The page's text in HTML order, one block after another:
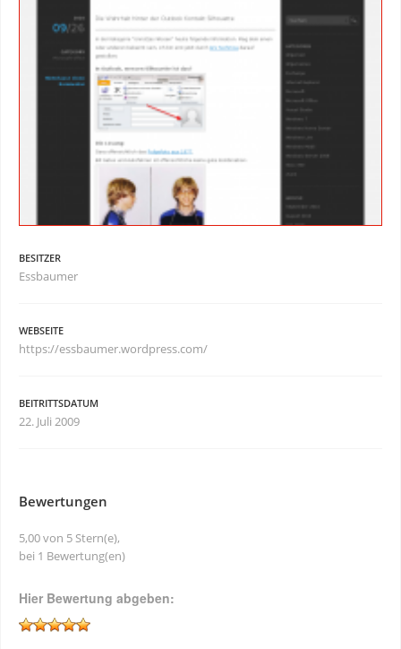
BESITZER
Essbaumer
WEBSEITE
https://essbaumer.wordpress.com/
BEITRITTSDATUM
22. Juli 2009
Bewertungen
5,00 von 5 Stern(e),
bei 1 Bewertung(en)
Hier Bewertung abgeben: